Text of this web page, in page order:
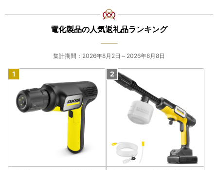
電化製品の人気返礼品ランキング
集計期間：2026年8月2日～2026年8月8日